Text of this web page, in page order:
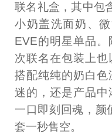
联名礼盒，其中包
小奶盖洗面奶、
EVE的明星单品
次联名在包装上也
搭配纯纯的奶白
迷的，还是产品中
一口即刻回魂，颜
套一秒售空。